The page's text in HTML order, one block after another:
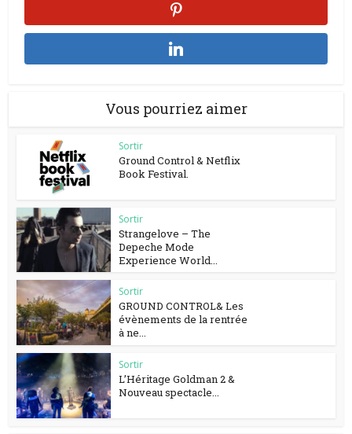
Vous pourriez aimer
Sortir
Ground Control & Netflix
Book Festival.
Sortir
Strangelove – The
Depeche Mode
Experience World...
Sortir
GROUND CONTROL& Les
évènements de la rentrée
à ne...
Sortir
L’Héritage Goldman 2 &
Nouveau spectacle...